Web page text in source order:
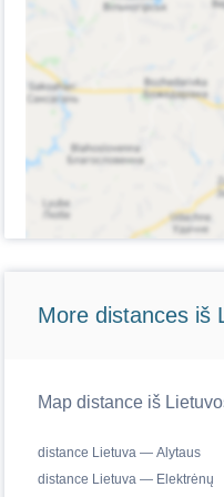
More distances iš
Map distance iš
distance Lietuva — Alytaus
distance Lietuva — Elektrėnų